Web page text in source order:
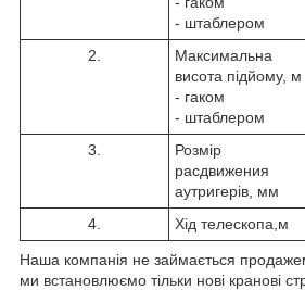
- штаблером
2.
Максимальна
висота підйому, м
- гаком
- штаблером
3.
Розмір
расдвижения
аутригерів, мм
4. Хід телескопа,м
Наша компанія не займається
ми встановлюємо тільки нові кранові